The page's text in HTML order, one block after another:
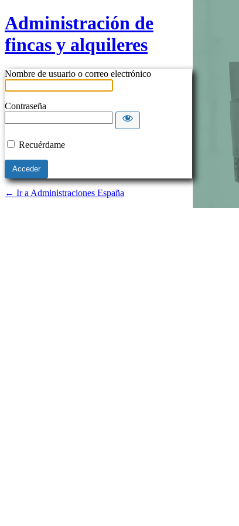
Administración de
fincas y alquileres
Nombre de usuario o correo electrónico
Contraseña
Recuérdame
← Ir a Administraciones España